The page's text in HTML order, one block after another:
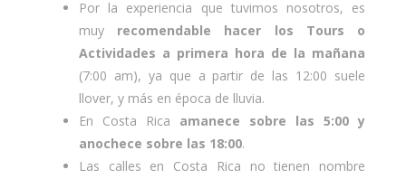
Por la experiencia que tuvimos nosotros, es
muy recomendable hacer los Tours o
Actividades a primera hora de la mañana
(7:00 am), ya que a partir de las 12:00 suele
llover, y más en época de lluvia.
En Costa Rica amanece sobre las 5:00 y
anochece sobre las 18:00.
Las calles en Costa Rica no tienen nombre